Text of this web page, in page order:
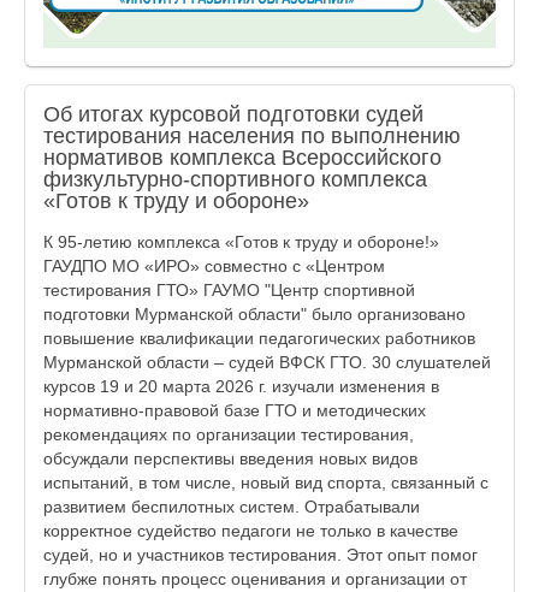
Об итогах курсовой подготовки судей
тестирования населения по выполнению
нормативов комплекса Всероссийского
физкультурно-спортивного комплекса
«Готов к труду и обороне»
К 95-летию комплекса «Готов к труду и обороне!»
ГАУДПО МО «ИРО» совместно с «Центром
тестирования ГТО» ГАУМО "Центр спортивной
подготовки Мурманской области" было организовано
повышение квалификации педагогических работников
Мурманской области – судей ВФСК ГТО. 30 слушателей
курсов 19 и 20 марта 2026 г. изучали изменения в
нормативно-правовой базе ГТО и методических
рекомендациях по организации тестирования,
обсуждали перспективы введения новых видов
испытаний, в том числе, новый вид спорта, связанный с
развитием беспилотных систем. Отрабатывали
корректное судейство педагоги не только в качестве
судей, но и участников тестирования. Этот опыт помог
глубже понять процесс оценивания и организации от